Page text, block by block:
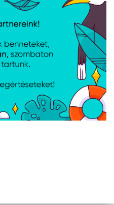
0;1;5;10
2
Igen